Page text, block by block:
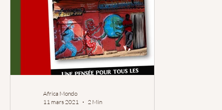
Africa Mondo
11 mars 2021
2 Min